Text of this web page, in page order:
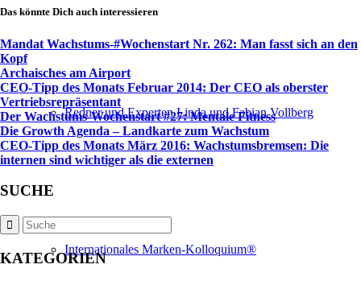
Redner und Experten Linda und Fabian Vollberg
Internationales Marken-Kolloquium®
Das könnte Dich auch interessieren
Mandat Wachstums-#Wochenstart Nr. 262: Man fasst sich an den
Kopf
Archaisches am Airport
CEO-Tipp des Monats Februar 2014: Der CEO als oberster
Vertriebsrepräsentant
Der Wachstums-Wochenstart #27: Mentale Fitness
Die Growth Agenda – Landkarte zum Wachstum
CEO-Tipp des Monats März 2016: Wachstumsbremsen: Die
internen sind wichtiger als die externen
SUCHE
KATEGORIEN